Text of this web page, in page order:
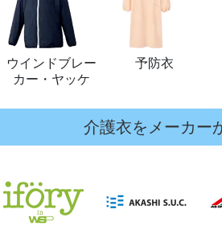
ウインドブレー
カー・ヤッケ
予防衣
介護衣をメーカー